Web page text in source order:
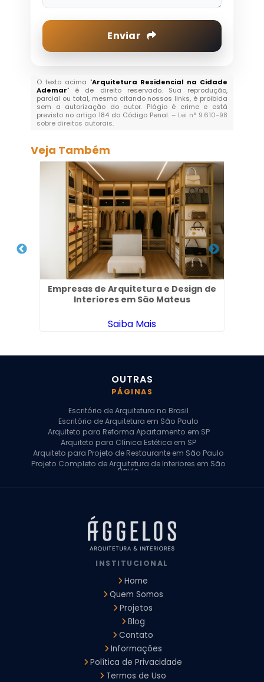
Enviar
O texto acima "Arquitetura Residencial na Cidade
Ademar" é de direito reservado. Sua reprodução,
parcial ou total, mesmo citando nossos links, é proibida
sem a autorização do autor. Plágio é crime e está
previsto no artigo 184 do Código Penal. – Lei n° 9.610-98
sobre direitos autorais.
Veja Também
Empresas de Arquitetura e Design de
Interiores em São Mateus
Saiba Mais
OUTRAS
PÁGINAS
Escritório de Arquitetura no Brasil
Escritório de Arquitetura em São Paulo
Arquiteto para Reforma Apartamento em SP
Arquiteto para Clínica Estética em SP
Arquiteto para Projeto de Restaurante em São Paulo
Projeto Completo de Arquitetura de Interiores em São
Paulo
Arquiteto para Projeto Comercial em São Paulo
Arquiteto Comercial
Arquiteto para Reforma de Apartamento
Arquiteto para Reforma Residencial
Arquitetura para Reforma de Casas
Design de Interiores Apartamentos
Design de Interiores Residencial
Empresa de Arquitetura e Design
Empresas de Arquitetura e Design de Interiores
Escritório de Design de Interiores
Projeto Executivo Arquitetura
Arquitetura Institucional
Arquitetura Residencial
Empresa de Arquitetura
Empresa de Arquitetura e Engenharia
Empresa Design de Interiores
Escritorio de Arquitetura
INSTITUCIONAL
Home
Quem Somos
Projetos
Blog
Contato
Informações
Política de Privacidade
Termos de Uso